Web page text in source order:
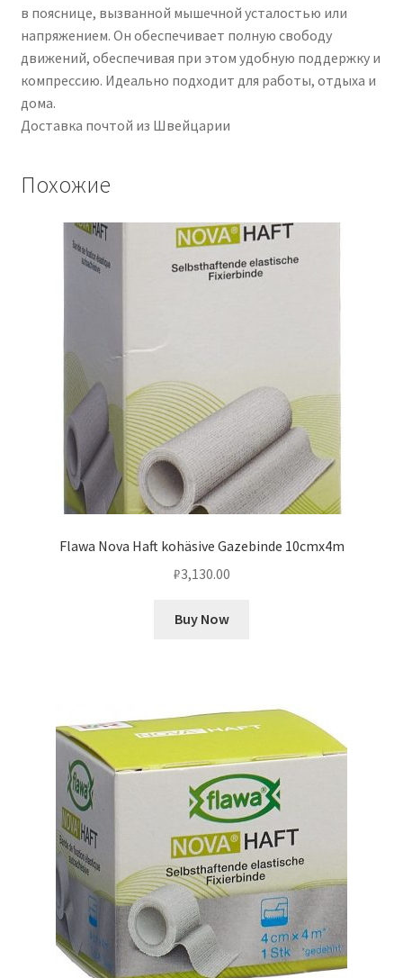
в пояснице, вызванной мышечной усталостью или
напряжением. Он обеспечивает полную свободу
движений, обеспечивая при этом удобную поддержку и
компрессию. Идеально подходит для работы, отдыха и
дома.
Доставка почтой из Швейцарии
Похожие
Flawa Nova Haft kohäsive Gazebinde 10cmx4m
₽3,130.00
Buy Now